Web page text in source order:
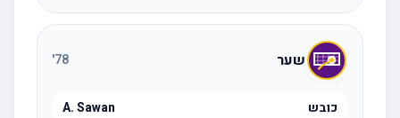
שער 78
'
כובש A. Sawan